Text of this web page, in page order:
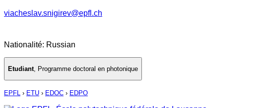
viacheslav.snigirev@epfl.ch
Nationalité: Russian
Etudiant, Programme doctoral en photonique
EPFL › ETU › EDOC › EDPO